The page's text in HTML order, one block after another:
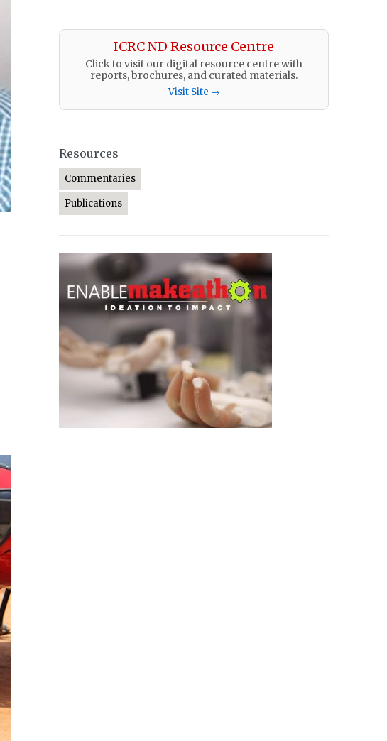
ICRC ND Resource Centre
Click to visit our digital resource centre with
reports, brochures, and curated materials.
Visit Site →
Resources
Commentaries
Publications